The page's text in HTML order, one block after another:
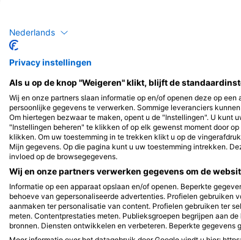
Scuba Guam
167 Marine Corp Dr, 96910 Hagatna,
Guam
Down South
111 Sumay
Guam
DUIKSTEKKEN IN DE BUURT
Nederlands
Privacy instellingen
Als u op de knop "Weigeren" klikt, blijft de
Wij en onze partners slaan informatie op en/of openen deze op
persoonlijke gegevens te verwerken. Sommige leveranciers
Om hiertegen bezwaar te maken, opent u de "Instellingen". U kunt
"Instellingen beheren" te klikken of op elk gewenst moment door
klikken. Om uw toestemming in te trekken klikt u op de
Mijn gegevens. Op die pagina kunt u uw toestemming intrekken.
invloed op de browsegegevens.
Wij en onze partners verwerken gegevens om de
Informatie op een apparaat opslaan en/of openen. Beperkte
behoeve van gepersonaliseerde advertenties. Profielen gebruiken
aanmaken ter personalisatie van content. Profielen gebruiken ter
meten. Contentprestaties meten. Publieksgroepen begrijpen aan
bronnen. Diensten ontwikkelen en verbeteren. Beperkte gegevens